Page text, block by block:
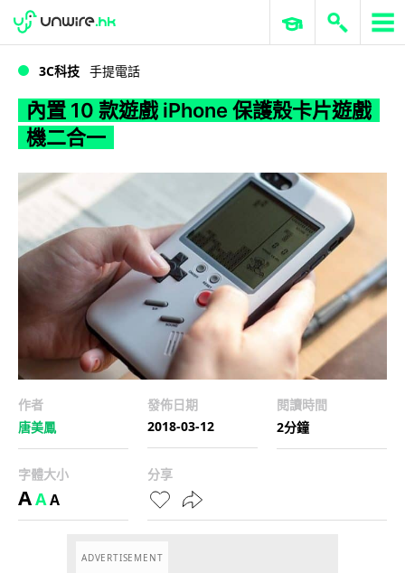
WWDC 2026 ERP 與商業 AI
3C科技 手提電話
內置 10 款遊戲 iPhone 保護殼卡片遊戲
機二合一
作者
唐美鳳
發佈日期
2018-03-12
閱讀時間
2分鐘
字體大小
AAA
分享
ADVERTISEMENT